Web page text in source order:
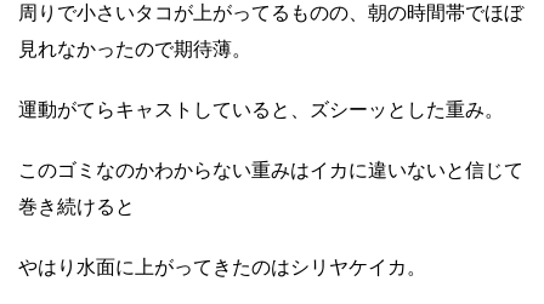
周りで小さいタコが上がってるものの、朝の時間帯でほぼ
見れなかったので期待薄。
運動がてらキャストしていると、ズシーッとした重み。
このゴミなのかわからない重みはイカに違いないと信じて
巻き続けると
やはり水面に上がってきたのはシリヤケイカ。